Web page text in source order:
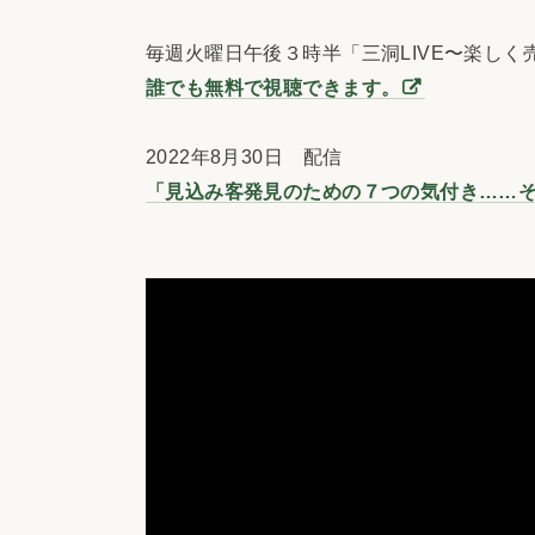
毎週火曜日午後３時半「三洞LIVE〜楽しく
誰でも無料で視聴できます。
2022年8月30日 配信
「見込み客発見のための７つの気付き……そ